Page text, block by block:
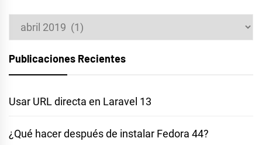
Archivos
Publicaciones Recientes
Usar URL directa en Laravel 13
¿Qué hacer después de instalar Fedora 44?